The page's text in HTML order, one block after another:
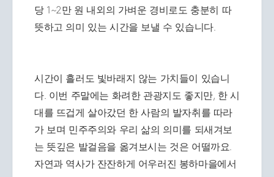
당 1~2만 원 내외의 가벼운 경비로도 충분히 따
뜻하고 의미 있는 시간을 보낼 수 있습니다.
시간이 흘러도 빛바래지 않는 가치들이 있습니
다. 이번 주말에는 화려한 관광지도 좋지만, 한 시
대를 뜨겁게 살아갔던 한 사람의 발자취를 따라
가 보며 민주주의와 우리 삶의 의미를 되새겨보
는 뜻깊은 발걸음을 옮겨보시는 것은 어떨까요.
자연과 역사가 잔잔하게 어우러진 봉하마을에서